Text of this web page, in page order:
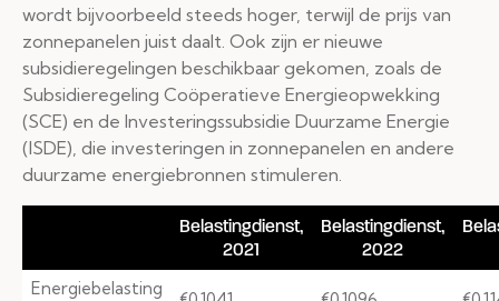
wordt bijvoorbeeld steeds hoger, terwijl de prijs van
zonnepanelen juist daalt. Ook zijn er nieuwe
subsidieregelingen beschikbaar gekomen, zoals de
Subsidieregeling Coöperatieve Energieopwekking
(SCE) en de Investeringssubsidie Duurzame Energie
(ISDE), die investeringen in zonnepanelen en andere
duurzame energiebronnen stimuleren.
Belastingdienst,
2021
Belastingdienst,
2022
Energiebelasting